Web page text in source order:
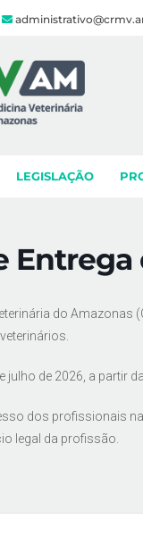
LEGISLAÇÃO
Entrega
do Amazonas
de 2026, a partir
dos profissionais
legal da profissão.